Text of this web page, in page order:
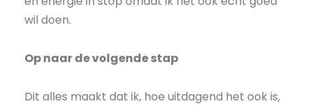
wil doen.
Op naar de volgende stap
Dit alles maakt dat ik, hoe uitdagend het ook is,